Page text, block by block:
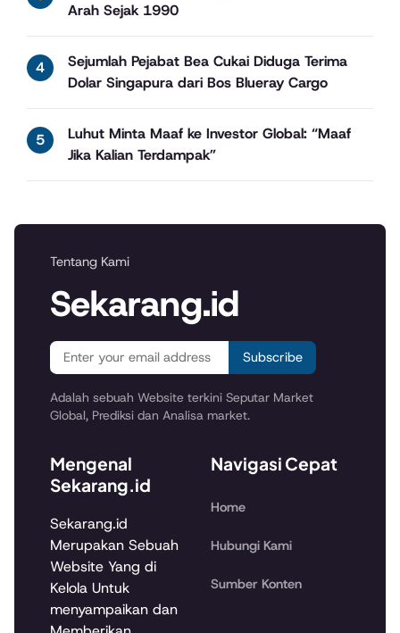
Arah Sejak 1990
Sejumlah Pejabat Bea Cukai Diduga Terima
Dolar Singapura dari Bos Blueray Cargo
Luhut Minta Maaf ke Investor Global: “Maaf
Jika Kalian Terdampak”
Tentang Kami
Sekarang.id
Subscribe
Adalah sebuah Website terkini Seputar Market
Global, Prediksi dan Analisa market.
Mengenal
Sekarang.id
Sekarang.id
Merupakan Sebuah
Website Yang di
Kelola Untuk
menyampaikan dan
Navigasi Cepat
Home
Hubungi Kami
Sumber Konten